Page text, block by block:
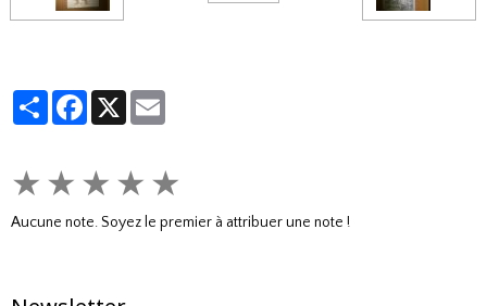
PartagerFacebook
X
★ ★ ★ ★ ★
Aucune note. Soyez le premier à attribuer une note !